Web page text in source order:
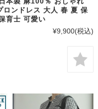
ロンドレス 大人 春 夏 保
育士 可愛い
¥9,900(税込)